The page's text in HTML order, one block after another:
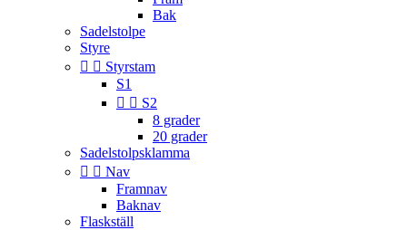
Bak
Sadelstolpe
Styre
  Styrstam
S1
  S2
8 grader
20 grader
Sadelstolpsklamma
  Nav
Framnav
Baknav
Flaskställ